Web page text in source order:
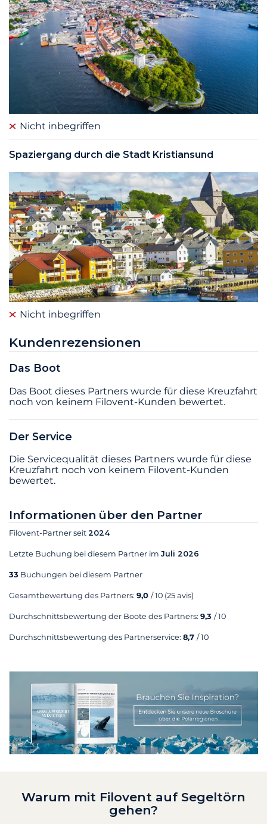
Nicht inbegriffen
Spaziergang durch die Stadt Kristiansund
Nicht inbegriffen
Kundenrezensionen
Das Boot
Das Boot dieses Partners wurde für diese Kreuzfahrt
noch von keinem Filovent-Kunden bewertet.
Der Service
Die Servicequalität dieses Partners wurde für diese
Kreuzfahrt noch von keinem Filovent-Kunden
bewertet.
Informationen über den Partner
Filovent-Partner seit 2024
Letzte Buchung bei diesem Partner im Juli 2026
33 Buchungen bei diesem Partner
Gesamtbewertung des Partners: 9,0 / 10 (25 avis)
Durchschnittsbewertung der Boote des Partners: 9,3 / 10
Durchschnittsbewertung des Partnerservice: 8,7 / 10
Warum mit Filovent auf Segeltörn
gehen?